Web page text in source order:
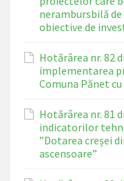
nerambursbilă
obiective de
Hotărârea nr. 82
implementarea
Comuna Pănet
Hotărârea nr. 81
indicatorilor
”Dotarea creșei
ascensoare”